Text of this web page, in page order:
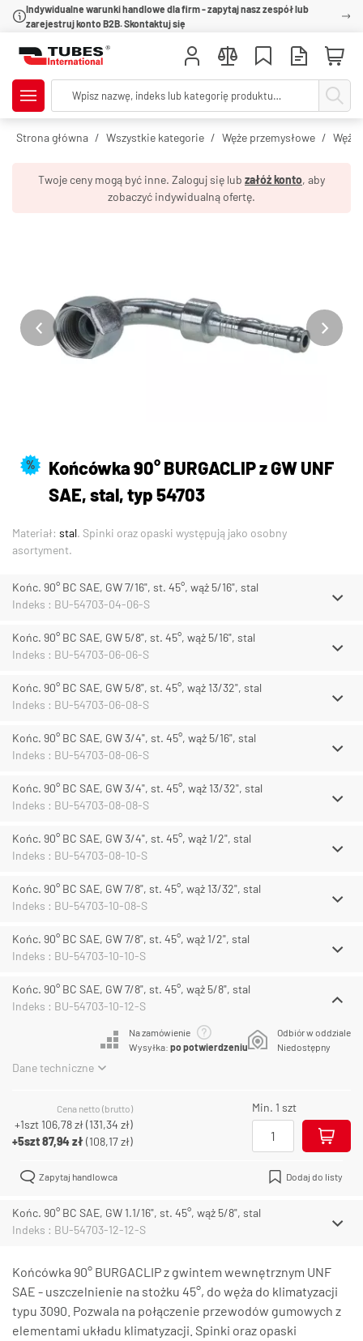
Indywidualne warunki handlowe dla firm - zapytaj nasz zespół lub
zarejestruj konto B2B. Skontaktuj się
Strona główna Wszystkie kategorie Węże przemysłowe
Twoje ceny mogą być inne. Zaloguj się lub załóż konto, aby
zobaczyć indywidualną ofertę.
%
Końcówka 90° BURGACLIP z GW UNF
SAE, stal, typ 54703
Materiał: stal. Spinki oraz opaski występują jako osobny
asortyment.
Końc. 90° BC SAE, GW 7/16", st. 45°, wąż 5/16", stal
Indeks : BU-54703-04-06-S
Końc. 90° BC SAE, GW 5/8", st. 45°, wąż 5/16", stal
Indeks : BU-54703-06-06-S
Końc. 90° BC SAE, GW 5/8", st. 45°, wąż 13/32", stal
Indeks : BU-54703-06-08-S
Końc. 90° BC SAE, GW 3/4", st. 45°, wąż 5/16", stal
Indeks : BU-54703-08-06-S
Końc. 90° BC SAE, GW 3/4", st. 45°, wąż 13/32", stal
Indeks : BU-54703-08-08-S
Końc. 90° BC SAE, GW 3/4", st. 45°, wąż 1/2", stal
Indeks : BU-54703-08-10-S
Końc. 90° BC SAE, GW 7/8", st. 45°, wąż 13/32", stal
Indeks : BU-54703-10-08-S
Końc. 90° BC SAE, GW 7/8", st. 45°, wąż 1/2", stal
Indeks : BU-54703-10-10-S
Końc. 90° BC SAE, GW 7/8", st. 45°, wąż 5/8", stal
Indeks : BU-54703-10-12-S
Na zamówienie
Wysyłka: po potwierdzeniu
Odbiór w oddziale
Niedostępny
Dane techniczne
Cena netto (brutto)
+1szt 106,78 zł(131,34 zł)
+5szt87,94 zł(108,17 zł)
Min. 1 szt
Zapytaj handlowca Dodaj do listy
Końc. 90° BC SAE, GW 1.1/16", st. 45°, wąż 5/8", stal
Indeks : BU-54703-12-12-S
Końcówka 90° BURGACLIP z gwintem wewnętrznym UNF
SAE - uszczelnienie na stożku 45°, do węża do klimatyzacji
typu 3090. Pozwala na połączenie przewodów gumowych z
elementami układu klimatyzacji. Spinki oraz opaski